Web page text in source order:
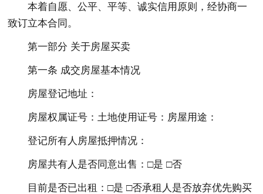
本着自愿、公平、平等、诚实信用原则，经协商一
致订立本合同。
第一部分 关于房屋买卖
第一条 成交房屋基本情况
房屋登记地址：
房屋权属证号：土地使用证号：房屋用途：
登记所有人房屋抵押情况：
房屋共有人是否同意出售：□是 □否
目前是否已出租：□是 □否承租人是否放弃优先购买